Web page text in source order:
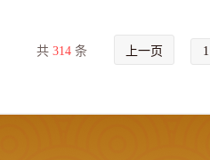
共 314条 上一页 1